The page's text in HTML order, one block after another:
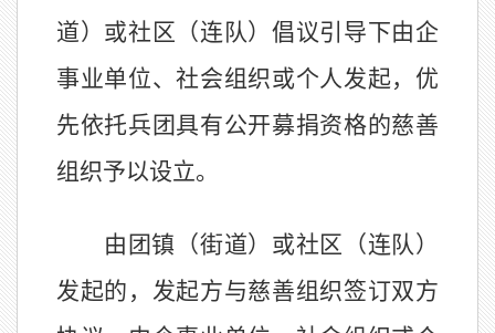
道）或社区 （连队）倡议引导下由企
事业单位、社会组织或个人发起，优
先依托兵团具有公开募捐资格的慈善
组织予以设立。
由 团镇 （街道）或社区 （连队）
发起的，发起方与慈善组织签订双方